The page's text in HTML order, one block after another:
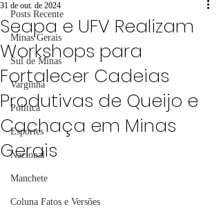
Posts Recente
Minas Gerais
Sul de Minas
Varginha
Política
Esportes
Nacional
Manchete
Coluna Fatos e Versões
Seapa e UFV Realizam
Workshops para
Fortalecer Cadeias
Produtivas de Queijo e
Cachaça em Minas
Gerais
31 de out. de 2024